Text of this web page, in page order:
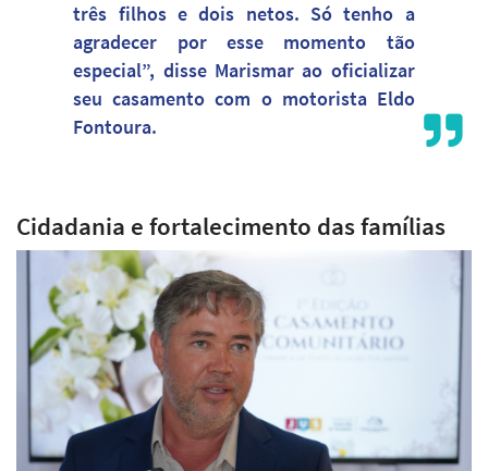
três filhos e dois netos. Só tenho a
agradecer por esse momento tão
especial”, disse Marismar ao oficializar
seu casamento com o motorista Eldo
Fontoura.
Cidadania e fortalecimento das famílias